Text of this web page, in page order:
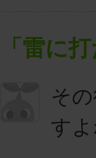
「雷に
そ
すよ